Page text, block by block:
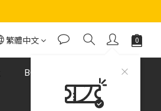
繁體中文
BOOMBA NUDE BRA